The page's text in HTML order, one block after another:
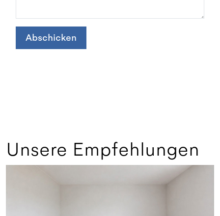
Abschicken
Unsere Empfehlungen